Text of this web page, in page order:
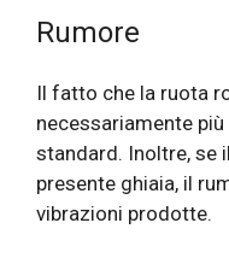
Rumore
Il fatto che la ruota
necessariamente
standard. Inoltre, se
presente ghiaia, il
vibrazioni prodotte.